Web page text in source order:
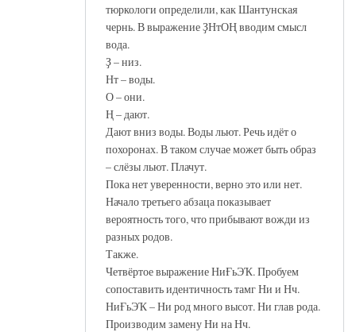
тюркологи определили, как Шантунская
чернь. В выражение ҘНтОҢ вводим смысл
вода.
Ҙ – низ.
Нт – воды.
О – они.
Ң – дают.
Дают вниз воды. Воды льют. Речь идёт о
похоронах. В таком случае может быть образ
– слёзы льют. Плачут.
Пока нет уверенности, верно это или нет.
Начало третьего абзаца показывает
вероятность того, что прибывают вожди из
разных родов.
Также.
Четвёртое выражение НиҒьЭҠ. Пробуем
сопоставить идентичность тамг Ни и Нч.
НиҒьЭҠ – Ни род много высот. Ни глав рода.
Производим замену Ни на Нч.